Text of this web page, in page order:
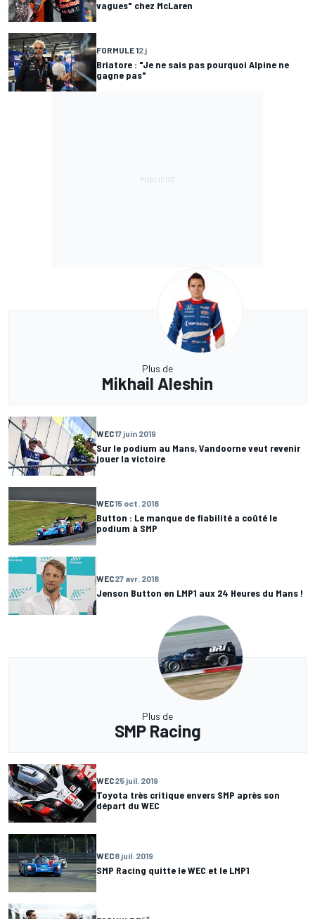
vagues" chez McLaren
FORMULE 12 j
Briatore : "Je ne sais pas pourquoi Alpine ne
gagne pas"
Plus de
Mikhail Aleshin
WEC17 juin 2019
Sur le podium au Mans, Vandoorne veut revenir
jouer la victoire
WEC15 oct. 2018
Button : Le manque de fiabilité a coûté le
podium à SMP
WEC27 avr. 2018
Jenson Button en LMP1 aux 24 Heures du Mans !
Plus de
SMP Racing
WEC25 juil. 2019
Toyota très critique envers SMP après son
départ du WEC
WEC8 juil. 2019
SMP Racing quitte le WEC et le LMP1